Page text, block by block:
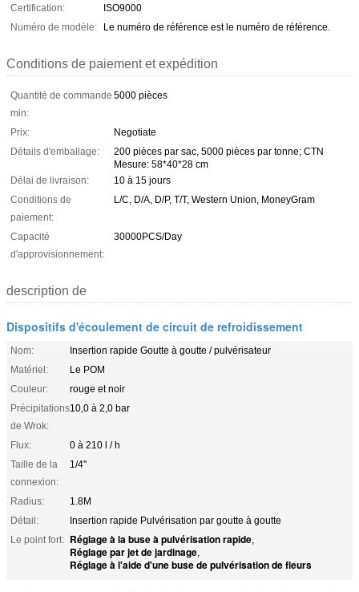
Certification:
ISO9000
Numéro de modèle:
Le numéro de référence est le numéro de référence.
Conditions de paiement et expédition
Quantité de commande
min:
5000 pièces
Prix:
Negotiate
Détails d'emballage:
200 pièces par sac, 5000 pièces par tonne; CTN
Mesure: 58*40*28 cm
Délai de livraison:
10 à 15 jours
Conditions de
paiement:
L/C, D/A, D/P, T/T, Western Union, MoneyGram
Capacité
d'approvisionnement:
30000PCS/Day
description de
Dispositifs d'écoulement de circuit de refroidissement
Nom:
Insertion rapide Goutte à goutte / pulvérisateur
Matériel:
Le POM
Couleur:
rouge et noir
Précipitations
de Wrok:
10,0 à 2,0 bar
Flux:
0 à 210 l / h
Taille de la
connexion:
1/4"
Radius:
1.8M
Détail:
Insertion rapide Pulvérisation par goutte à goutte
Le point fort: Réglage à la buse à pulvérisation rapide,
Réglage par jet de jardinage,
Réglage à l'aide d'une buse de pulvérisation de fleurs